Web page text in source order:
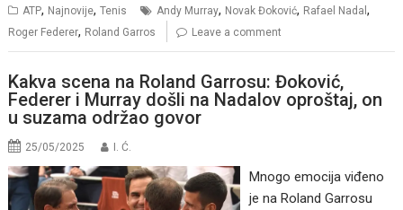
ATP, Najnovije,Tenis Andy Murray, Novak Đoković, Rafael Nadal,
Roger Federer, Roland Garros Leave a comment
Kakva scena na Roland Garrosu: Đoković,
Federer i Murray došli na Nadalov oproštaj, on
u suzama održao govor
25/05/2025 I. Ć.
Mnogo emocija viđeno
je na Roland Garrosu